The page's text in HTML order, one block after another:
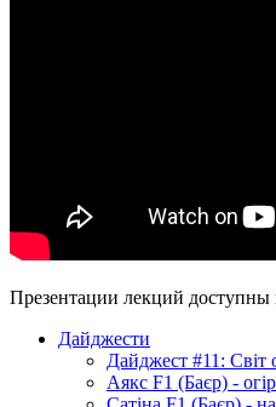
Презентации лекций доступны
Дайджести
Дайджест #11: Світ
Аякс F1 (Баєр) -